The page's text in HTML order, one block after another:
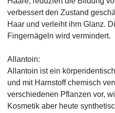
verbessert den Zustand
Haar und verleiht ihm Glanz.
Fingernägeln wird vermindert.
Allantoin:
Allantoin ist ein
und mit Harnstoff chemisch
verschiedenen Pflanzen vor,
Kosmetik aber heute